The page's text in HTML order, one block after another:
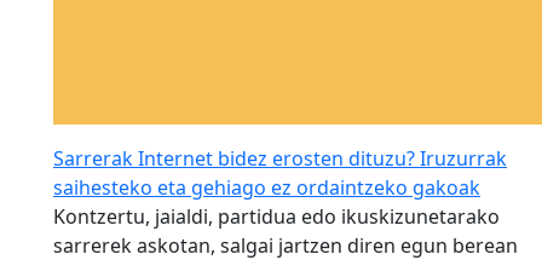
Sarrerak Internet bidez erosten dituzu? Iruzurrak
saihesteko eta gehiago ez ordaintzeko gakoak
Kontzertu, jaialdi, partidua edo ikuskizunetarako
sarrerek askotan, salgai jartzen diren egun berean